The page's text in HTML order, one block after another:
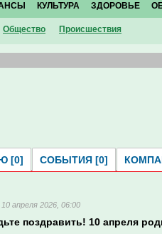
Общество Проиcшествия
КУЛЬТУРА ЗДОРОВЬЕ
[0] СОБЫТИЯ [0]
10 апреля 2026, 06:00
поздравить! 10 апреля